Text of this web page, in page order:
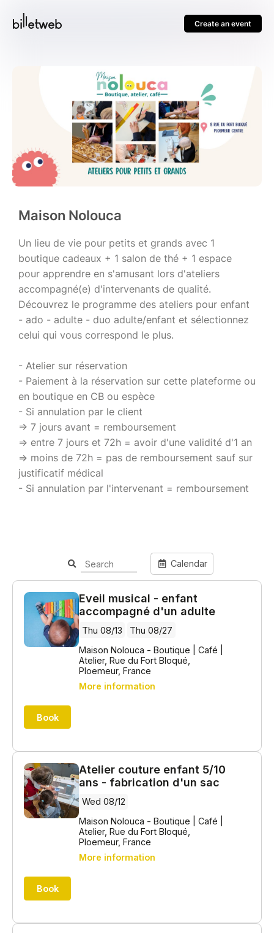
Create an event
Maison Nolouca
Un lieu de vie pour petits et grands avec 1
boutique cadeaux + 1 salon de thé + 1 espace
pour apprendre en s'amusant lors d'ateliers
accompagné(e) d'intervenants de qualité.
Découvrez le programme des ateliers pour enfant
- ado - adulte - duo adulte/enfant et sélectionnez
celui qui vous correspond le plus.
- Atelier sur réservation
- Paiement à la réservation sur cette plateforme ou
en boutique en CB ou espèce
- Si annulation par le client
=> 7 jours avant = remboursement
=> entre 7 jours et 72h = avoir d'une validité d'1 an
=> moins de 72h = pas de remboursement sauf sur
justificatif médical
- Si annulation par l'intervenant = remboursement